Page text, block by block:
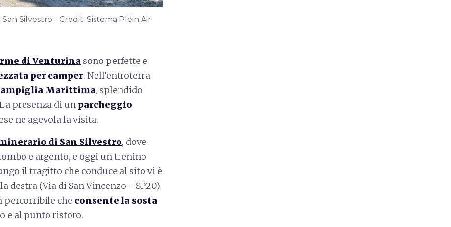
Silvestro - Credit: Sistema Plein Air
di Venturina sono perfette e
per camper. Nell’entroterra
Marittima, splendido
presenza di un parcheggio
ne agevola la visita.
di San Silvestro, dove
e argento, e oggi un trenino
il tragitto che conduce al sito vi è
destra (Via di San Vincenzo - SP20)
percorribile che consente la sosta
e al punto ristoro.